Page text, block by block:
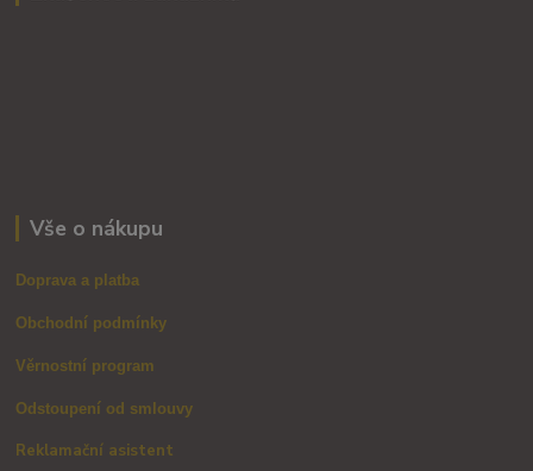
Vše o nákupu
Doprava a platba
Obchodní podmínky
Věrnostní program
Odstoupení od smlouvy
Reklamační asistent